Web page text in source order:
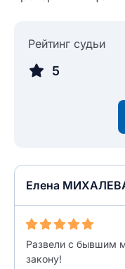
Рейтинг судьи
5
Елена
Развели с бывшим
закону!
Введите свой
Как вы
Введите свой
разрешить
Название
ЗАКРЫТЬ